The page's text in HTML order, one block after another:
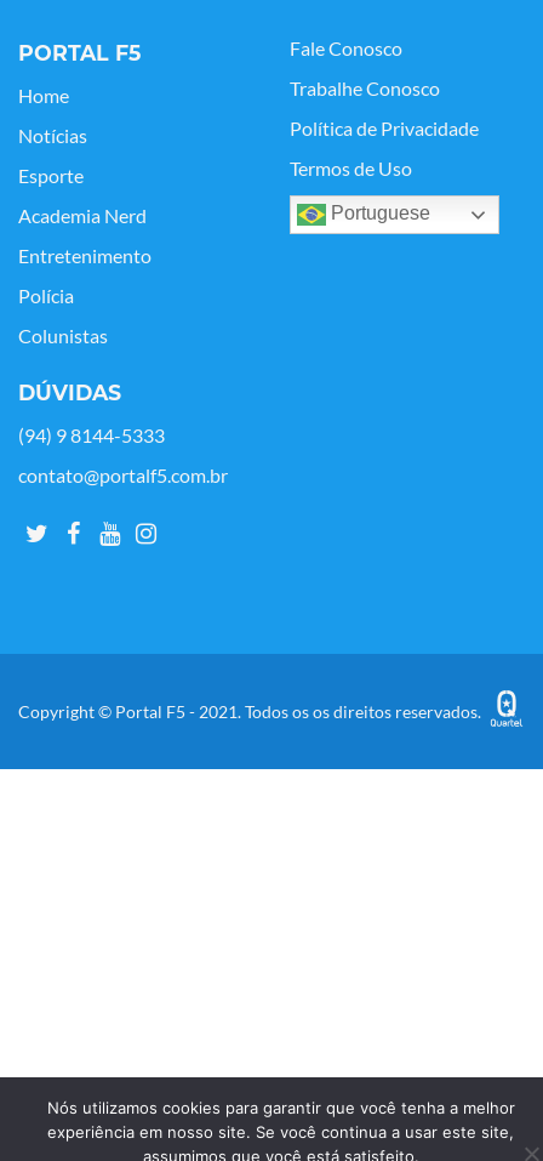
PORTAL F5
Home
Notícias
Esporte
Academia Nerd
Entretenimento
Polícia
Colunistas
Fale Conosco
Trabalhe Conosco
Política de Privacidade
Termos de Uso
Portuguese
DÚVIDAS
(94) 9 8144-5333
contato@portalf5.com.br
Copyright © Portal F5 - 2021. Todos os os direitos reservados.
Nós utilizamos cookies para garantir que você tenha a melhor
experiência em nosso site. Se você continua a usar este site,
assumimos que você está satisfeito.